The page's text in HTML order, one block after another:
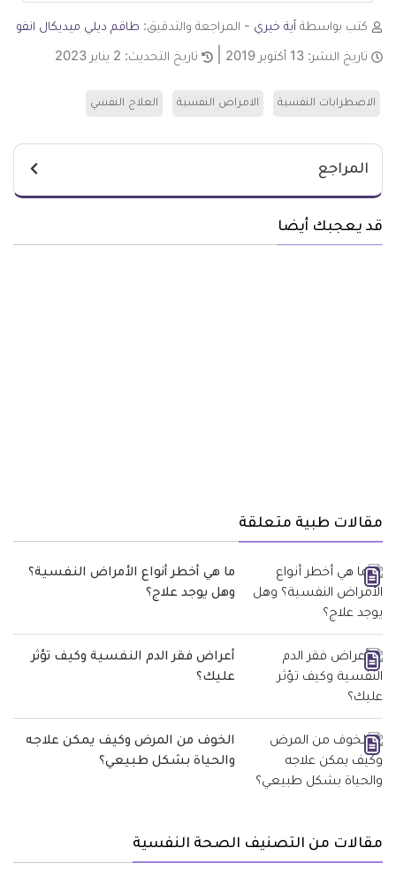
كتب بواسطة آية خيري - المراجعة والتدقيق: طاقم ديلي ميديكال انفو
تاريخ النشر: 13 أكتوبر 2019 تاريخ التحديث: 2 يناير 2023
الاضطرابات النفسية الامراض النفسية العلاج النفسي
المراجع
قد يعجبك أيضا
مقالات طبية متعلقة
ما هي أخطر أنواع الأمراض النفسية؟
وهل يوجد علاج؟
أعراض فقر الدم النفسية وكيف تؤثر
عليك؟
الخوف من المرض وكيف يمكن علاجه
والحياة بشكل طبيعي؟
مقالات من التصنيف الصحة النفسية